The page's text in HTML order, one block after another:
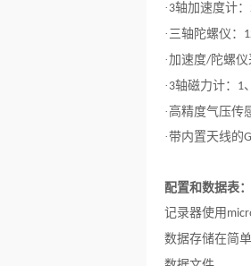
· 3轴加速度计：
·三轴陀螺仪：
·加速度/陀螺
· 3轴磁力计： 1
·高精度气压传
·带内置天线的
配置和数据表：
记录器使用
数据存储在简